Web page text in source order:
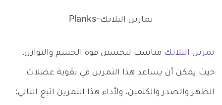
تمارين البلانك-Planks
تمرين البلانك مناسب لتحسين قوة الجسم والتوازن،
حيث يمكن أن يساعد هذا التمرين في تقوية عضلات
الظهر والصدر والكتفين. ولأداء هذا التمرين اتبع التالي: